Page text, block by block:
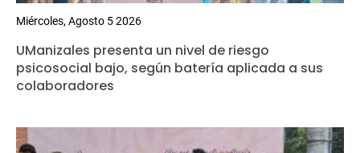
Miércoles, Agosto 5 2026
UManizales presenta un nivel de riesgo
psicosocial bajo, según batería aplicada a sus
colaboradores